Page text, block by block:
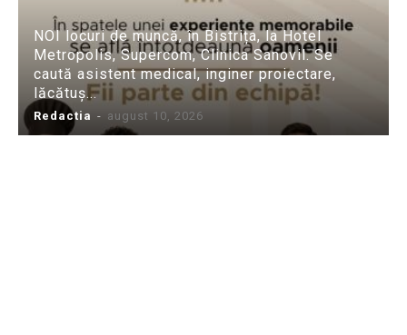
NOI locuri de muncă, în Bistrița, la Hotel
Metropolis, Supercom, Clinica Sanovil. Se
caută asistent medical, inginer proiectare,
lăcătuș...
Redactia - august 10, 2026